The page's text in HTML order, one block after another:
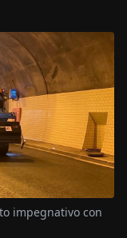
impegnativo con